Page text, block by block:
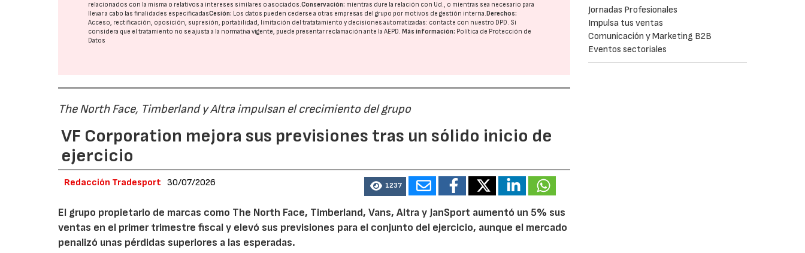
relacionados con la misma o relativos a intereses similares o asociados.Conservación: mientras dure la relación con Ud., o mientras sea necesario para
llevar a cabo las finalidades especificadasCesión: Los datos pueden cederse a otras empresas del grupo por motivos de gestión interna.Derechos:
Acceso, rectificación, oposición, supresión, portabilidad, limitación del tratatamiento y decisiones automatizadas: contacte con nuestro DPD. Si
considera que el tratamiento no se ajusta a la normativa vigente, puede presentar reclamación ante laAEPD.Más información: Política de Protección de
Datos
The North Face, Timberland y Altra impulsan el crecimiento del grupo
VF Corporation mejora sus previsiones tras un sólido inicio de
ejercicio
Redacción Tradesport 30/07/2026 1237
El grupo propietario de marcas como The North Face, Timberland, Vans, Altra y JanSport aumentó un 5% sus
ventas en el primer trimestre fiscal y elevó sus previsiones para el conjunto del ejercicio, aunque el mercado
penalizó unas pérdidas superiores a las esperadas.
Jornadas Profesionales
Impulsa tus ventas
Comunicación y Marketing B2B
Eventos sectoriales